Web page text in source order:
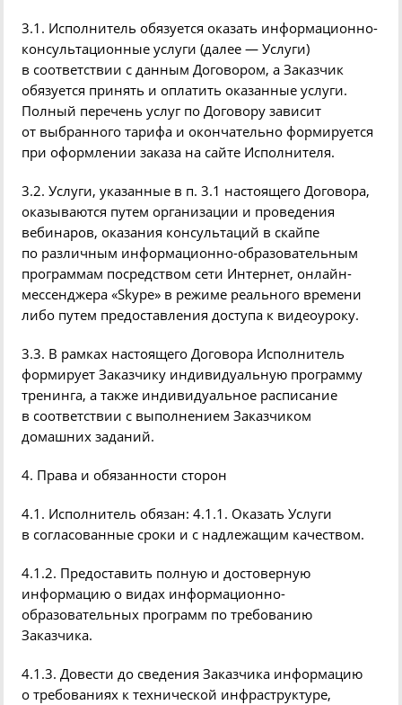
3.1. Исполнитель обязуется оказать информационно-
консультационные услуги (далее — Услуги)
в соответствии с данным Договором, а Заказчик
обязуется принять и оплатить оказанные услуги.
Полный перечень услуг по Договору зависит
от выбранного тарифа и окончательно формируется
при оформлении заказа на сайте Исполнителя.
3.2. Услуги, указанные в п. 3.1 настоящего Договора,
оказываются путем организации и проведения
вебинаров, оказания консультаций в скайпе
по различным информационно-образовательным
программам посредством сети Интернет, онлайн-
мессенджера «Skype» в режиме реального времени
либо путем предоставления доступа к видеоуроку.
3.3. В рамках настоящего Договора Исполнитель
формирует Заказчику индивидуальную программу
тренинга, а также индивидуальное расписание
в соответствии с выполнением Заказчиком
домашних заданий.
4. Права и обязанности сторон
4.1. Исполнитель обязан: 4.1.1. Оказать Услуги
в согласованные сроки и с надлежащим качеством.
4.1.2. Предоставить полную и достоверную
информацию о видах информационно-
образовательных программ по требованию
Заказчика.
4.1.3. Довести до сведения Заказчика информацию
о требованиях к технической инфраструктуре,